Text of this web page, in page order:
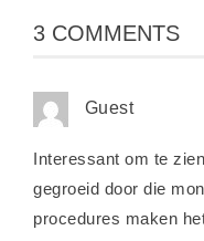
3 COMMENTS
Guest
Interessant om te
gegroeid door die
procedures maken